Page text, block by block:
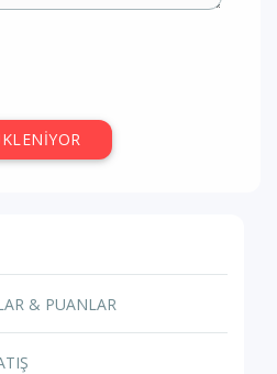
& PUANLAR